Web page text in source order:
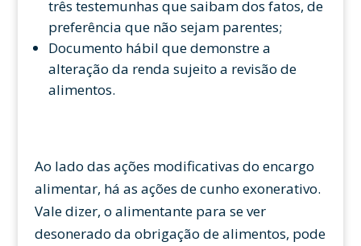
três testemunhas que saibam dos fatos, de
preferência que não sejam parentes;
Documento hábil que demonstre a
alteração da renda sujeito a revisão de
alimentos.
Ao lado das ações modificativas do encargo
alimentar, há as ações de cunho exonerativo.
Vale dizer, o alimentante para se ver
desonerado da obrigação de alimentos, pode